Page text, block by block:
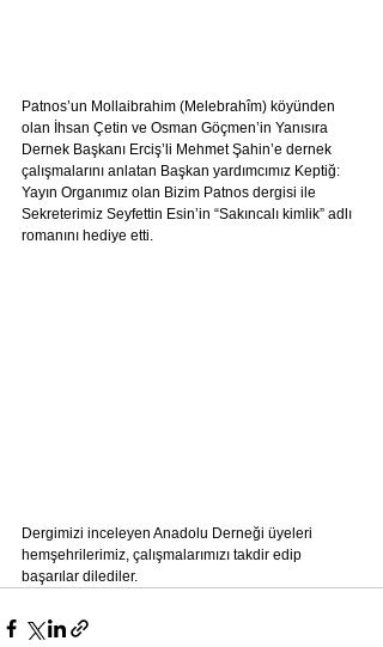
Patnos’un Mollaibrahim (Melebrahîm) köyünden
olan İhsan Çetin ve Osman Göçmen’in Yanısıra
Dernek Başkanı Erciş’li Mehmet Şahin’e dernek
çalışmalarını anlatan Başkan yardımcımız Keptiğ:
Yayın Organımız olan Bizim Patnos dergisi ile
Sekreterimiz Seyfettin Esin’in “Sakıncalı kimlik” adlı
romanını hediye etti.
Dergimizi inceleyen Anadolu Derneği üyeleri
hemşehrilerimiz, çalışmalarımızı takdir edip
başarılar dilediler.